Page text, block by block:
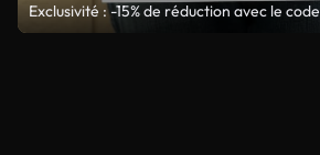
Exclusivité : -15% de réduction avec le code